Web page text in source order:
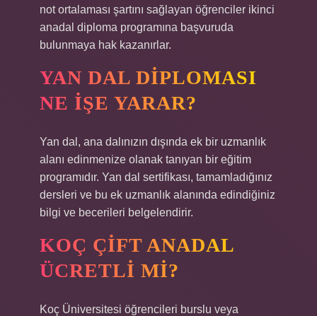
not ortalaması şartını sağlayan öğrenciler ikinci
anadal diploma programına başvuruda
bulunmaya hak kazanırlar.
YAN DAL DIPLOMASI
NE IŞE YARAR?
Yan dal, ana dalınızın dışında ek bir uzmanlık
alanı edinmenize olanak tanıyan bir eğitim
programıdır. Yan dal sertifikası, tamamladığınız
dersleri ve bu ek uzmanlık alanında edindiğiniz
bilgi ve becerileri belgelendirir.
KOÇ ÇIFT ANADAL
ÜCRETLI MI?
Koç Üniversitesi öğrencileri burslu veya